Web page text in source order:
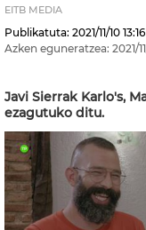
EITB MEDIA
Publikatuta: 2021/11/10 13:16
Azken eguneratzea: 2021/
Javi Sierrak Karlo's,
ezagutuko ditu.